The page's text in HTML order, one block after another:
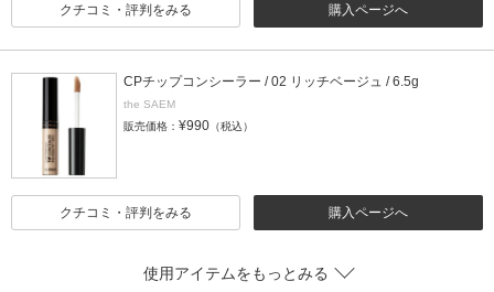
購入ページへ
クチコミ・評判をみる
CPチップコンシーラー / 02 リッチベージュ / 6.5g
the SAEM
販売価格： ¥990 （税込）
購入ページへ
クチコミ・評判をみる
使用アイテムをもっとみる